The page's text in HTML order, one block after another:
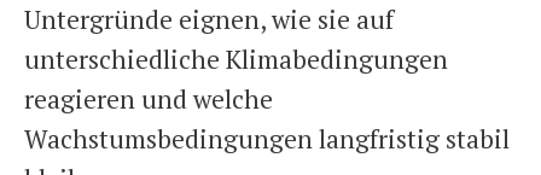
Untergründe eignen, wie sie auf
unterschiedliche Klimabedingungen
reagieren und welche
Wachstumsbedingungen langfristig stabil